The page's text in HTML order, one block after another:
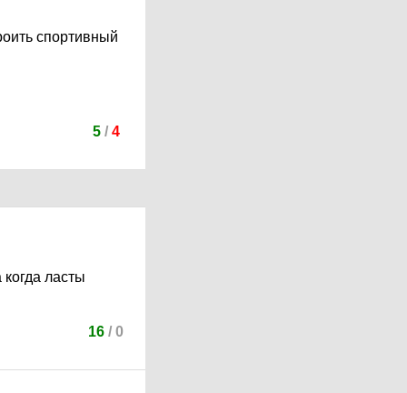
спортивный
5/ 4
ласты
16 / 0